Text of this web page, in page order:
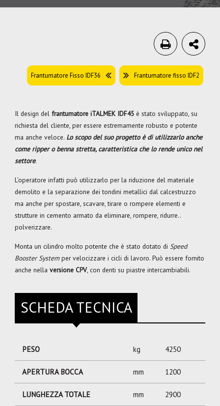
Frantumatore Fisso IDF36 Frantumatore fisso IDF2
Il design del frantumatore iTALMEK IDF45 è stato sviluppato, su
richiesta del cliente, per essere estremamente robusto e potente
ma anche veloce. Lo scopo del suo progetto è di utilizzarlo anche
come ripper o benna stretta, caratteristica che lo rende unico nel
settore.
L’operatore infatti può utilizzarlo per la riduzione del materiale
demolito e la separazione dei tondini metallici dal calcestruzzo
ma anche per spostare, scavare, tirare o rompere elementi e
strutture in cemento armato da eliminare, rompere, ridurre..
polverizzare.
Monta un cilindro molto potente che è stato dotato di Speed
Booster Systemper velocizzare i cicli di lavoro. Può essere fornito
anche nella versione CPV, con denti su piastre intercambiabili.
SCHEDA TECNICA
PESO kg 4250
APERTURA BOCCA mm 1200
LUNGHEZZA TOTALE mm 2900